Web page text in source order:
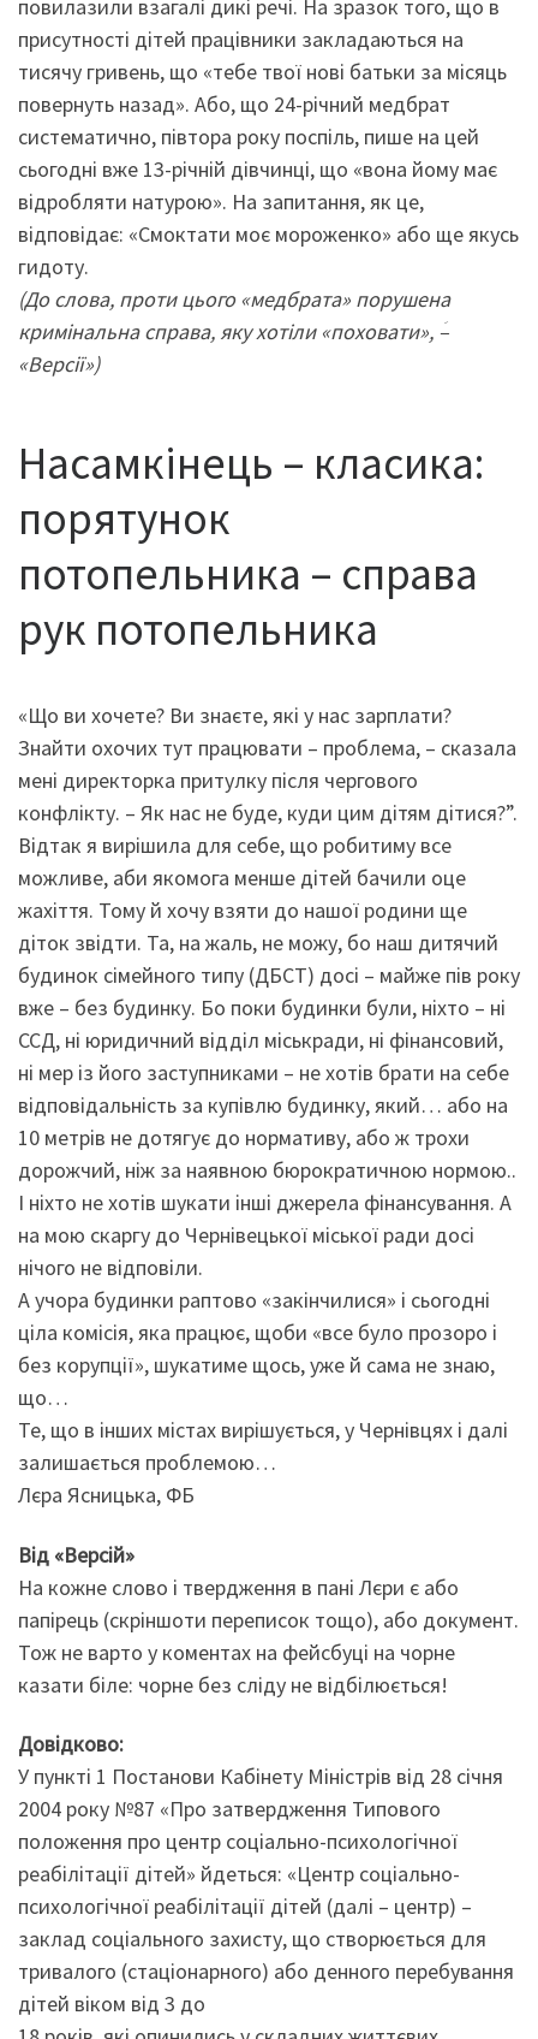
повилазили взагалі дикі речі. На зразок того, що в
присутності дітей працівники закладаються на
тисячу гривень, що «тебе твої нові батьки за місяць
повернуть назад». Або, що 24-річний медбрат
систематично, півтора року поспіль, пише на цей
сьогодні вже 13-річній дівчинці, що «вона йому має
відробляти натурою». На запитання, як це,
відповідає: «Смоктати моє мороженко» або ще якусь
гидоту.
(До слова, проти цього «медбрата» порушена
кримінальна справа, яку хотіли «поховати», ؘ–
«Версії»)
Насамкінець – класика:
порятунок
потопельника – справа
рук потопельника
«Що ви хочете? Ви знаєте, які у нас зарплати?
Знайти охочих тут працювати – проблема, – сказала
мені директорка притулку після чергового
конфлікту. – Як нас не буде, куди цим дітям дітися?”.
Відтак я вирішила для себе, що робитиму все
можливе, аби якомога менше дітей бачили оце
жахіття. Тому й хочу взяти до нашої родини ще
діток звідти. Та, на жаль, не можу, бо наш дитячий
будинок сімейного типу (ДБСТ) досі – майже пів року
вже – без будинку. Бо поки будинки були, ніхто – ні
ССД, ні юридичний відділ міськради, ні фінансовий,
ні мер із його заступниками – не хотів брати на себе
відповідальність за купівлю будинку, який… або на
10 метрів не дотягує до нормативу, або ж трохи
дорожчий, ніж за наявною бюрократичною нормою..
І ніхто не хотів шукати інші джерела фінансування. А
на мою скаргу до Чернівецької міської ради досі
нічого не відповіли.
А учора будинки раптово «закінчилися» і сьогодні
ціла комісія, яка працює, щоби «все було прозоро і
без корупції», шукатиме щось, уже й сама не знаю,
що…
Те, що в інших містах вирішується, у Чернівцях і далі
залишається проблемою…
Лєра Ясницька, ФБ
Від «Версій»
На кожне слово і твердження в пані Лєри є або
папірець (скріншоти переписок тощо), або документ.
Тож не варто у коментах на фейсбуці на чорне
казати біле: чорне без сліду не відбілюється!
Довідково:
У пункті 1 Постанови Кабінету Міністрів від 28 січня
2004 року №87 «Про затвердження Типового
положення про центр соціально-психологічної
реабілітації дітей» йдеться: «Центр соціально-
психологічної реабілітації дітей (далі – центр) –
заклад соціального захисту, що створюється для
тривалого (стаціонарного) або денного перебування
дітей віком від 3 до